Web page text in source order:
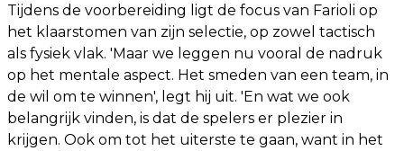
Tijdens de voorbereiding ligt de focus van Farioli op
het klaarstomen van zijn selectie, op zowel tactisch
als fysiek vlak. 'Maar we leggen nu vooral de nadruk
op het mentale aspect. Het smeden van een team, in
de wil om te winnen', legt hij uit. 'En wat we ook
belangrijk vinden, is dat de spelers er plezier in
krijgen. Ook om tot het uiterste te gaan, want in het